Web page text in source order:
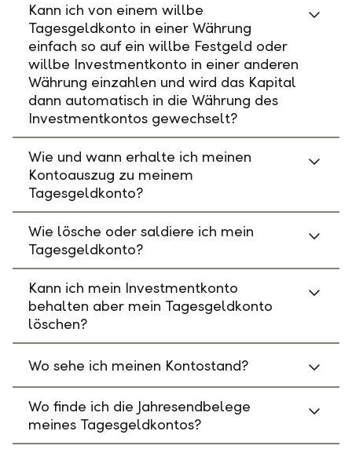
Kann ich von einem willbe
Tagesgeldkonto in einer Währung
einfach so auf ein willbe Festgeld oder
willbe Investmentkonto in einer anderen
Währung einzahlen und wird das Kapital
dann automatisch in die Währung des
Investmentkontos gewechselt?
Wie und wann erhalte ich meinen
Kontoauszug zu meinem
Tagesgeldkonto?
Wie lösche oder saldiere ich mein
Tagesgeldkonto?
Kann ich mein Investmentkonto
behalten aber mein Tagesgeldkonto
löschen?
Wo sehe ich meinen Kontostand?
Wo finde ich die Jahresendbelege
meines Tagesgeldkontos?